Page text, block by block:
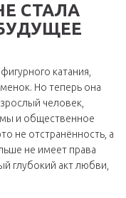
СТАЛА
катания,
Но теперь она
человек,
и общественное
не отстранённость, а
не имеет права
глубокий акт любви,